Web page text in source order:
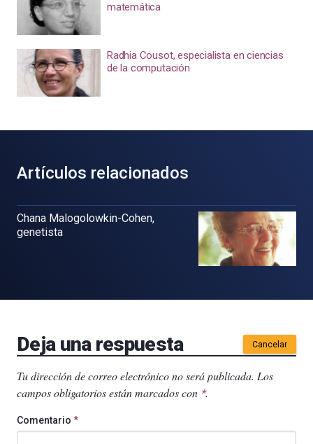
matemática
Radhia Cousot, especialista en ciencias
de la computación
Artículos relacionados
Chana Malogolowkin-Cohen,
genetista
Deja una respuesta Cancelar
Tu dirección de correo electrónico no será publicada. Los
campos obligatorios están marcados con *.
Comentario *